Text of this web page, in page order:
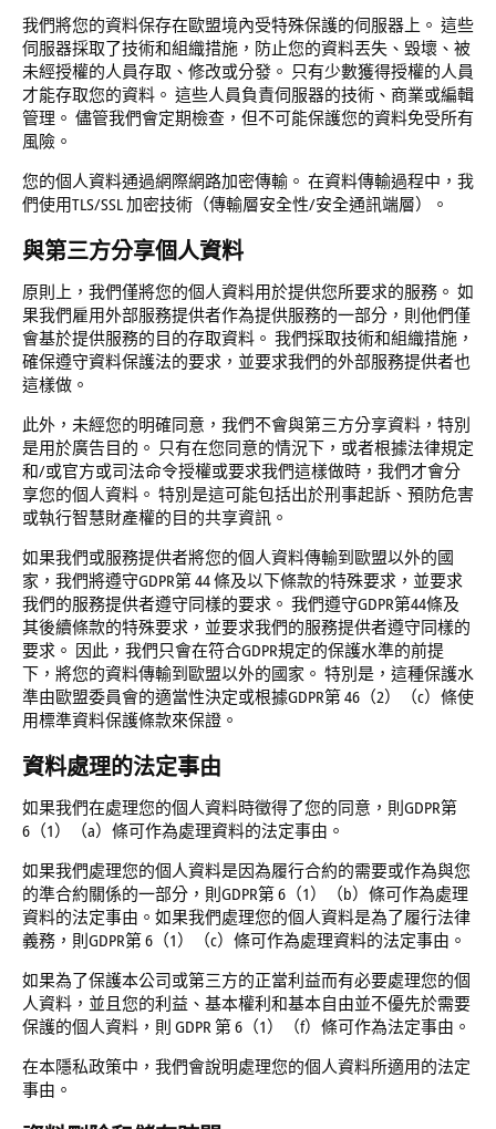
我們將您的資料保存在歐盟境內受特殊保護的伺服器上。 這些
伺服器採取了技術和組織措施，防止您的資料丟失、毀壞、被
未經授權的人員存取、修改或分發。 只有少數獲得授權的人員
才能存取您的資料。 這些人員負責伺服器的技術、商業或編輯
管理。 儘管我們會定期檢查，但不可能保護您的資料免受所有
風險。
您的個人資料通過網際網路加密傳輸。 在資料傳輸過程中，我
們使用TLS/SSL 加密技術（傳輸層安全性/安全通訊端層）。
與第三方分享個人資料
原則上，我們僅將您的個人資料用於提供您所要求的服務。 如
果我們雇用外部服務提供者作為提供服務的一部分，則他們僅
會基於提供服務的目的存取資料。 我們採取技術和組織措施，
確保遵守資料保護法的要求，並要求我們的外部服務提供者也
這樣做。
此外，未經您的明確同意，我們不會與第三方分享資料，特別
是用於廣告目的。 只有在您同意的情況下，或者根據法律規定
和/或官方或司法命令授權或要求我們這樣做時，我們才會分
享您的個人資料。 特別是這可能包括出於刑事起訴、預防危害
或執行智慧財產權的目的共享資訊。
如果我們或服務提供者將您的個人資料傳輸到歐盟以外的國
家，我們將遵守GDPR第 44 條及以下條款的特殊要求，並要求
我們的服務提供者遵守同樣的要求。 我們遵守GDPR第44條及
其後續條款的特殊要求，並要求我們的服務提供者遵守同樣的
要求。 因此，我們只會在符合GDPR規定的保護水準的前提
下，將您的資料傳輸到歐盟以外的國家。 特別是，這種保護水
準由歐盟委員會的適當性決定或根據GDPR第 46（2）（c）條使
用標準資料保護條款來保證。
資料處理的法定事由
如果我們在處理您的個人資料時徵得了您的同意，則GDPR第
6（1）（a）條可作為處理資料的法定事由。
如果我們處理您的個人資料是因為履行合約的需要或作為與您
的準合約關係的一部分，則GDPR第 6（1）（b）條可作為處理
資料的法定事由。如果我們處理您的個人資料是為了履行法律
義務，則GDPR第 6（1）（c）條可作為處理資料的法定事由。
如果為了保護本公司或第三方的正當利益而有必要處理您的個
人資料，並且您的利益、基本權利和基本自由並不優先於需要
保護的個人資料，則 GDPR 第 6（1）（f）條可作為法定事由。
在本隱私政策中，我們會說明處理您的個人資料所適用的法定
事由。